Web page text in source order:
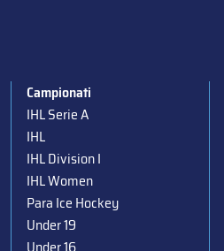
Campionati
IHL Serie A
IHL
IHL Division I
IHL Women
Para Ice Hockey
Under 19